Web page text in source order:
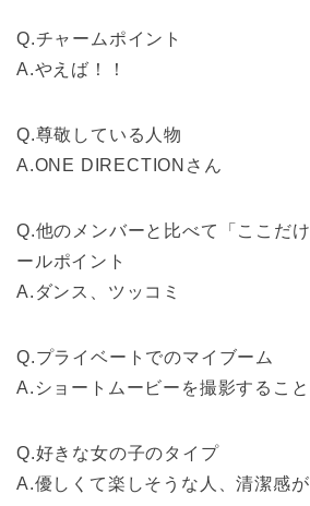
Q.チャームポイント
A.やえば！！
Q.尊敬している人物
A.ONE DIRECTIONさん
Q.他のメンバーと比べて「ここだ
ールポイント
A.ダンス、ツッコミ
Q.プライベートでのマイブーム
A.ショートムービーを撮影すること
Q.好きな女の子のタイプ
A.優しくて楽しそうな人、清潔感が